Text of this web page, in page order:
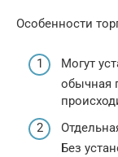
Особенности
Могут
обычная
Без